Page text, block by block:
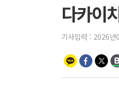
다카이
기사입력 : 2026년